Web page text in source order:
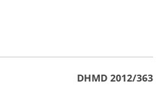
DHMD 2012/363